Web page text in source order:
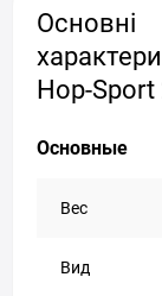
Основні
Hop-Sport
Основные
Вес
Вид